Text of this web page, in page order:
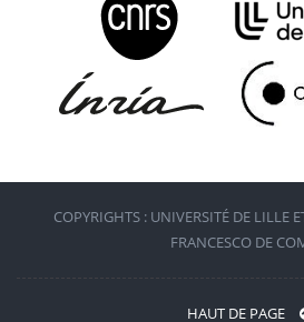
COPYRIGHTS : UNIVERSITÉ DE LILLE
FRANCESCO DE
HAUT DE PAGE